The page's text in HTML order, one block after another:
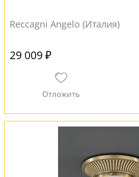
Reccagni Angelo (Италия)
29 009 ₽